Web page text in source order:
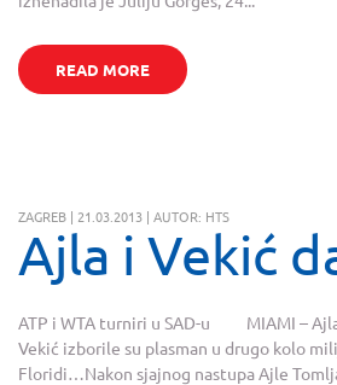
READ MORE
ZAGREB | 21.03.2013 | AUTOR: HTS
Ajla i Vekić
ATP i WTA turniri u SAD-u MIAMI –
Vekić izborile su plasman u drugo kolo
Floridi…Nakon sjajnog nastupa Ajle